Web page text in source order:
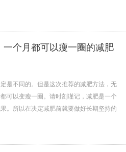
一个月都可以瘦一圈的减肥
是不同的。但是这次推荐的减肥方法，无
可以变瘦一圈。请时刻谨记，减肥是一个
。所以在决定减肥前就要做好长期坚持的